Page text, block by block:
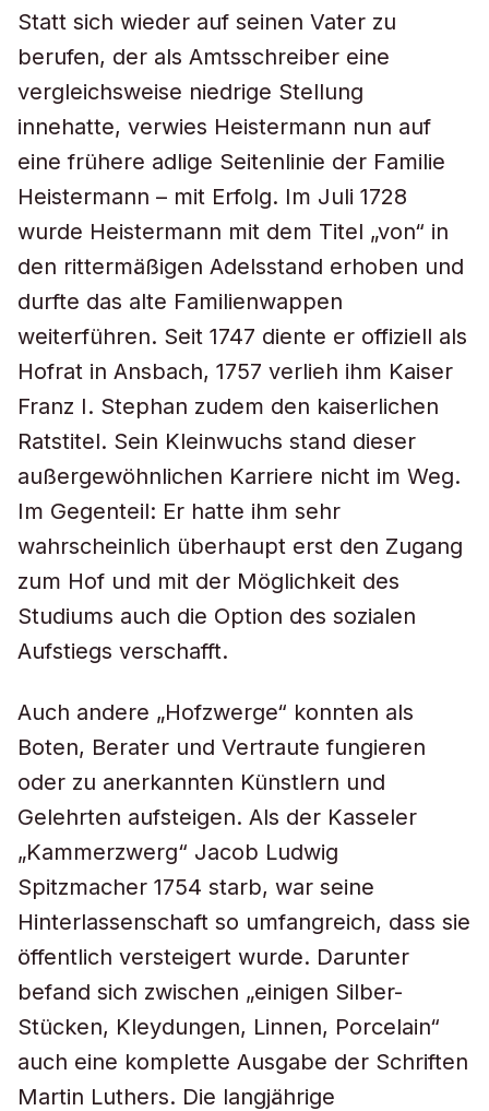
Statt sich wieder auf seinen Vater zu
berufen, der als Amtsschreiber eine
vergleichsweise niedrige Stellung
innehatte, verwies Heistermann nun auf
eine frühere adlige Seitenlinie der Familie
Heistermann – mit Erfolg. Im Juli 1728
wurde Heistermann mit dem Titel „von“ in
den rittermäßigen Adelsstand erhoben und
durfte das alte Familienwappen
weiterführen. Seit 1747 diente er offiziell als
Hofrat in Ansbach, 1757 verlieh ihm Kaiser
Franz I. Stephan zudem den kaiserlichen
Ratstitel. Sein Kleinwuchs stand dieser
außergewöhnlichen Karriere nicht im Weg.
Im Gegenteil: Er hatte ihm sehr
wahrscheinlich überhaupt erst den Zugang
zum Hof und mit der Möglichkeit des
Studiums auch die Option des sozialen
Aufstiegs verschafft.
Auch andere „Hofzwerge“ konnten als
Boten, Berater und Vertraute fungieren
oder zu anerkannten Künstlern und
Gelehrten aufsteigen. Als der Kasseler
„Kammerzwerg“ Jacob Ludwig
Spitzmacher 1754 starb, war seine
Hinterlassenschaft so umfangreich, dass sie
öffentlich versteigert wurde. Darunter
befand sich zwischen „einigen Silber-
Stücken, Kleydungen, Linnen, Porcelain“
auch eine komplette Ausgabe der Schriften
Martin Luthers. Die langjährige